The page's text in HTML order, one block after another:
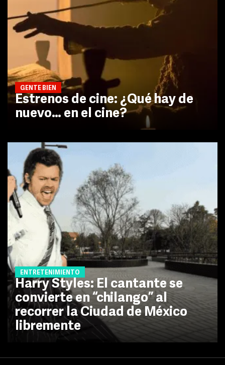
GENTE BIEN
Estrenos de cine: ¿Qué hay de
nuevo… en el cine?
ENTRETENIMIENTO
Harry Styles: El cantante se
convierte en “chilango” al
recorrer la Ciudad de México
libremente